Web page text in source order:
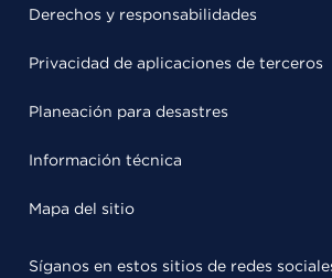
Derechos y responsabilidades
Privacidad de aplicaciones de terceros
Planeación para desastres
Información técnica
Mapa del sitio
Síganos en estos sitios de redes